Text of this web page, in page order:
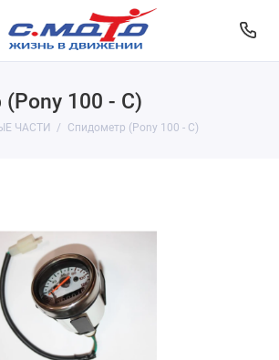
100 - С)
ЧАСТИ Спидометр (Pony 100 - С)